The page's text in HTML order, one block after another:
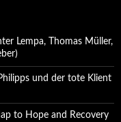
Lempa, Thomas Müller,
und der tote Klient
to Hope and Recovery